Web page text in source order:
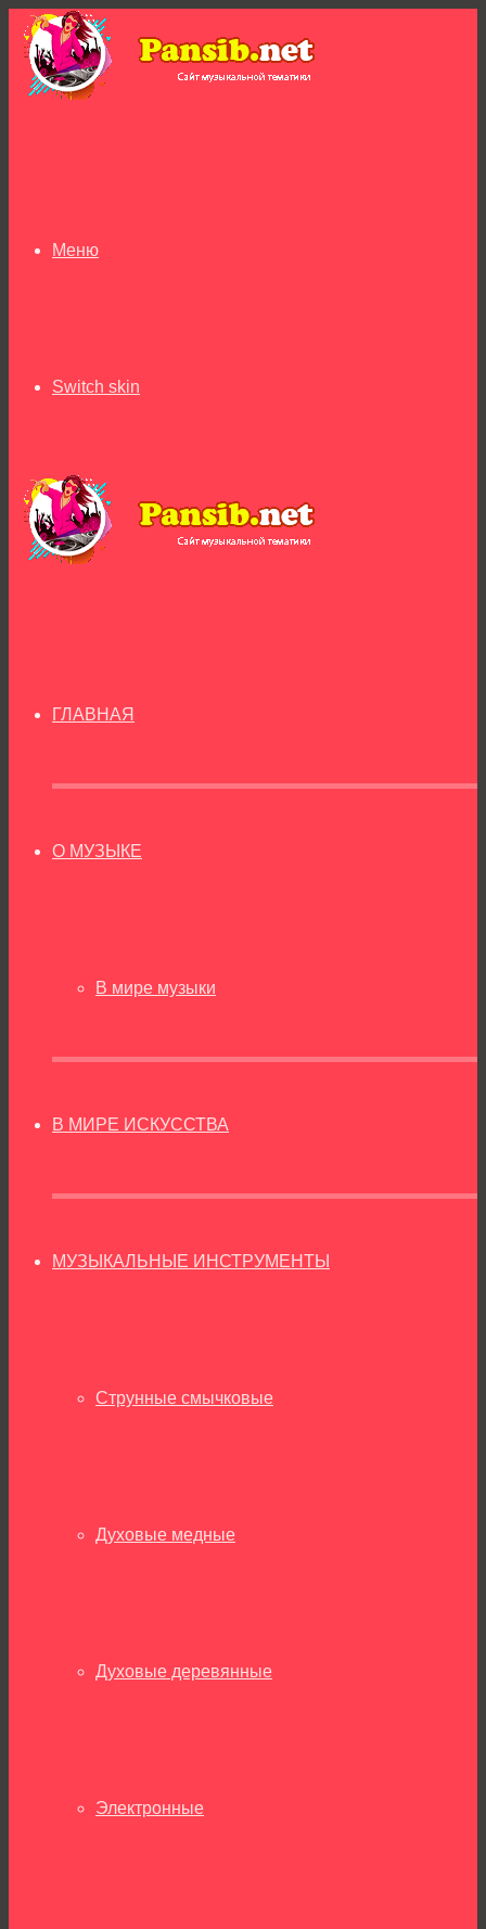
Меню
Switch skin
ГЛАВНАЯ
О МУЗЫКЕ
В мире музыки
В МИРЕ ИСКУССТВА
МУЗЫКАЛЬНЫЕ ИНСТРУМЕНТЫ
Струнные смычковые
Духовые медные
Духовые деревянные
Электронные